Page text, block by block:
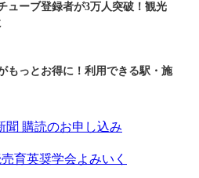
ューブ登録者が3万人突破！観光
もっとお得に！利用できる駅・施